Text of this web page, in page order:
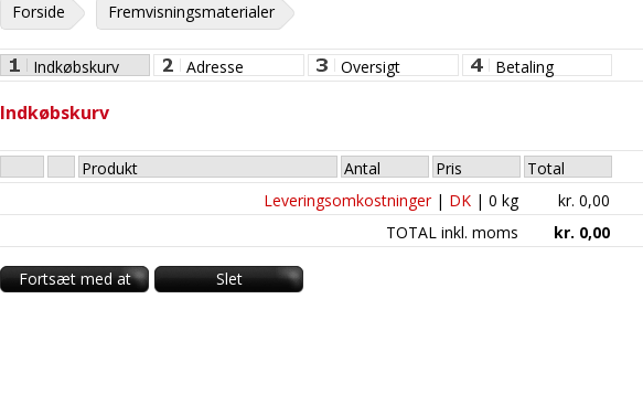
Forside Fremvisningsmaterialer
Indkøbskurv Adresse Oversigt Betaling
Indkøbskurv
Produkt Antal Pris
Total
Leveringsomkostninger| DK | 0 kg kr. 0,00
TOTAL inkl. moms
kr. 0,00
Fortsæt med at
handle
Slet